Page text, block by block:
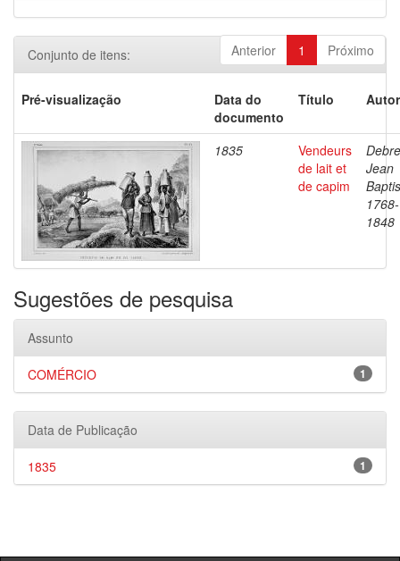
Anterior 1 Próximo
Conjunto de itens:
Pré-visualização
Data do
documento
Título
1835
Vendeurs
de lait et
de capim
Jean
1768-
1848
Sugestões de pesquisa
Assunto
1
COMÉRCIO
Data de Publicação
1
1835